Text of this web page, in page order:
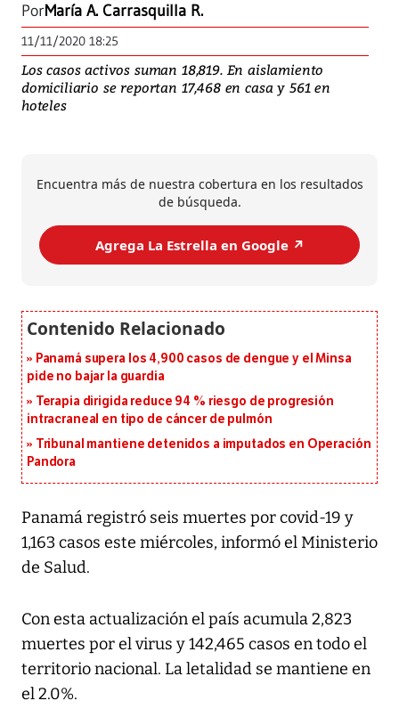
PorMaría A. Carrasquilla R.
11/11/2020 18:25
Los casos activos suman 18,819. En aislamiento
domiciliario se reportan 17,468 en casa y 561 en
hoteles
Encuentra más de nuestra cobertura en los resultados
de búsqueda.
Agrega La Estrella en Google ↗️
Panamá supera los 4,900 casos de dengue y el Minsa
pide no bajar la guardia
Terapia dirigida reduce 94 % riesgo de progresión
intracraneal en tipo de cáncer de pulmón
Tribunal mantiene detenidos a imputados en Operación
Pandora
Panamá registró seis muertes por covid-19 y
1,163 casos este miércoles, informó el Ministerio
de Salud.
Con esta actualización el país acumula 2,823
muertes por el virus y 142,465 casos en todo el
territorio nacional. La letalidad se mantiene en
el 2.0%.